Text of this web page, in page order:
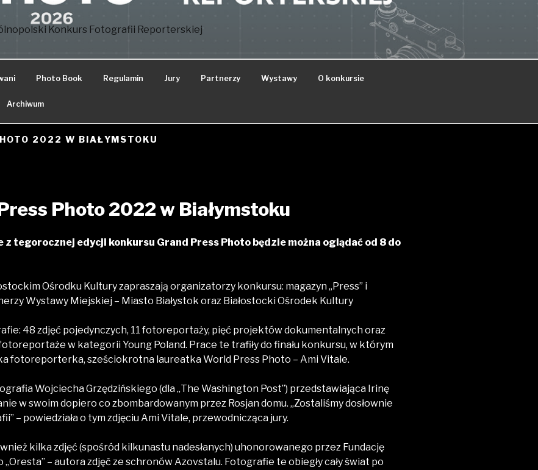
Konkurs Fotografii Reporterskiej
Photo Book Regulamin Jury Partnerzy Wystawy O konkursie
Archiwum
2022 W BIAŁYMSTOKU
Photo 2022 w Białymstoku
z tegorocznej edycji konkursu Grand Press Photo będzie można oglądać od 8 do
Ośrodku Kultury zapraszają organizatorzy konkursu: magazyn „Press” i
Wystawy Miejskiej – Miasto Białystok oraz Białostocki Ośrodek Kultury
48 zdjęć pojedynczych, 11 fotoreportaży, pięć projektów dokumentalnych oraz
w kategorii Young Poland. Prace te trafiły do finału konkursu, w którym
fotoreporterka, sześciokrotna laureatka World Press Photo – Ami Vitale.
Wojciecha Grzędzińskiego (dla „The Washington Post”) przedstawiająca Irinę
w swoim dopiero co zbombardowanym przez Rosjan domu. „Zostaliśmy dosłownie
– powiedziała o tym zdjęciu Ami Vitale, przewodnicząca jury.
kilka zdjęć (spośród kilkunastu nadesłanych) uhonorowanego przez Fundację
– autora zdjęć ze schronów Azovstalu. Fotografie te obiegły cały świat po